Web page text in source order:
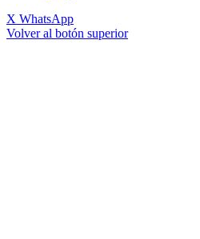
X WhatsApp
Volver al botón superior